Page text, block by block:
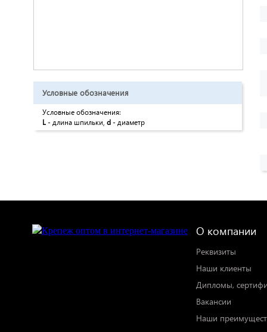
Условные обозначения
Условные обозначения:
L - длина шпильки, d - диаметр
О компании
Реквизиты
Наши клиенты
Дипломы,
Вакансии
Наши